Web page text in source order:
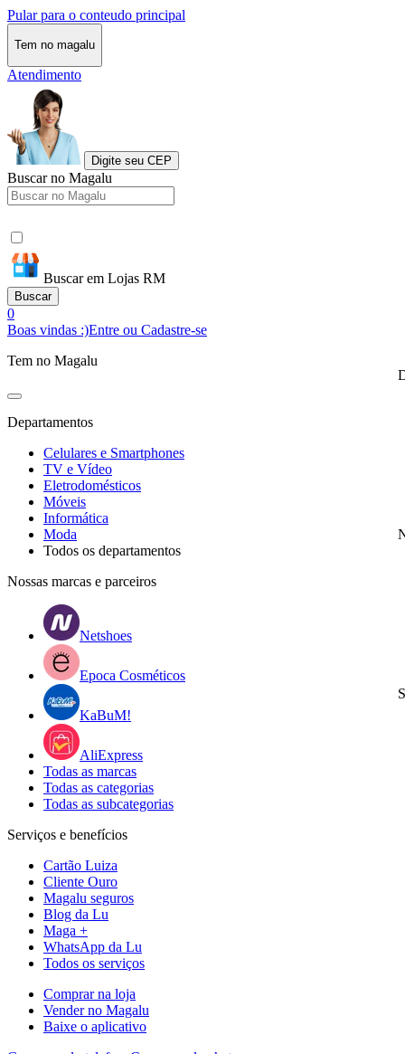
Pular para o conteudo principal
Tem no magalu
Atendimento
Digite seu CEP
Buscar no Magalu
Buscar em Lojas RM
Buscar
0
Boas vindas :)Entre ou Cadastre-se
Tem no Magalu
Departamentos
Celulares e Smartphones
TV e Vídeo
Eletrodomésticos
Móveis
Informática
Moda
Todos os departamentos
Nossas marcas e parceiros
Netshoes
Epoca Cosméticos
KaBuM!
AliExpress
Todas as marcas
Todas as categorias
Todas as subcategorias
Serviços e benefícios
Cartão Luiza
Cliente Ouro
Magalu seguros
Blog da Lu
Maga +
WhatsApp da Lu
Todos os serviços
Comprar na loja
Vender no Magalu
Baixe o aplicativo